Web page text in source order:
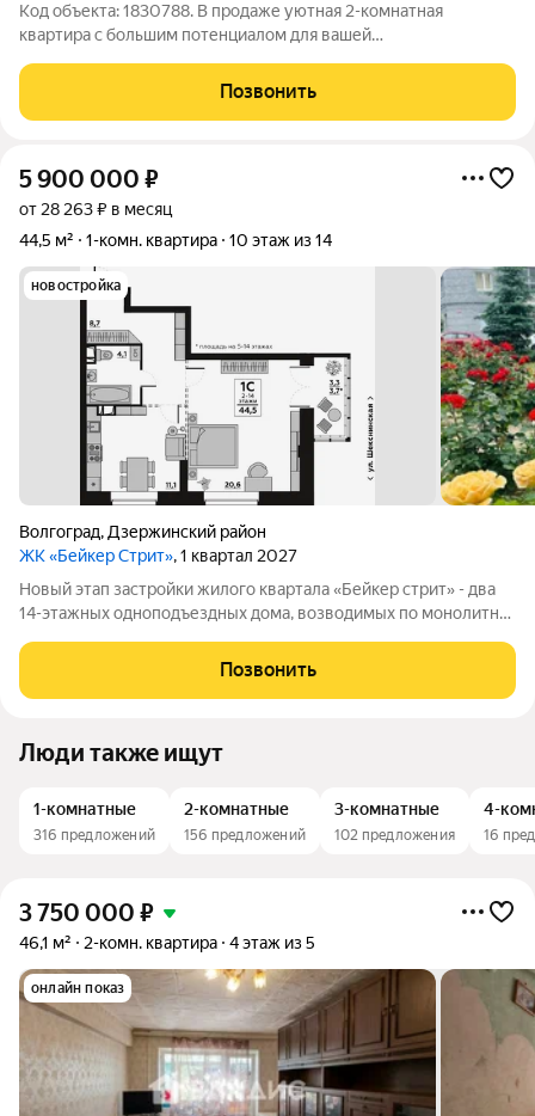
Код объекта: 1830788. В продаже уютная 2-комнатная
квартира с большим потенциалом для вашей
Землячки, 44. Общая площадь 52,4 / жилая 31,8 / кухня 9,5 кв.
метров. Комнаты 16,9+14,9 кв. метров. В
Позвонить
5 900 000 ₽
от 28 263 ₽ в месяц
44,5 м²
1-комн. квартира 10 этаж из 14
новостройка
Волгоград, Дзержинский район
ЖК «Бейкер Стрит», 1 квартал 2027
Новый этап застройки жилого квартала «Бейкер стрит» - два
14-этажных одноподъездных дома, возводимых по монолитно-
также 2-этажное здание общественного назначения. Сейчас
строим и продаем
Позвонить
Люди также ищут
1-комнатные
316 предложений
2-комнатные
156 предложений
3-комнатные
102 предложения
4-
16
3 750 000 ₽
46,1 м² 2-комн. квартира 4 этаж из 5
онлайн показ